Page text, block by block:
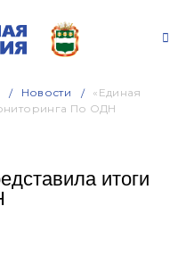
Новости
«Единая
По ОДН
итоги